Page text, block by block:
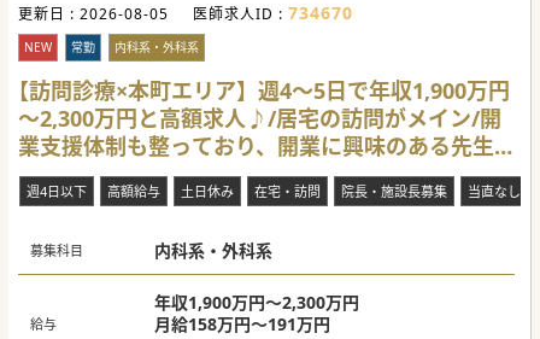
更新日 : 2026-08-05 医師求人ID : 734670
NEW 常勤 内科系・外科系
【訪問診療×本町エリア】週4～5日で年収1,900万円
～2,300万円と高額求人♪/居宅の訪問がメイン/開
業支援体制も整っており、開業に興味のある先生も
歓迎
週4日以下 高額給与 土日休み 在宅・訪問 院長・施設長募集 当直なし
募集科目 内科系・外科系
給与
年収1,900万円～2,300万円
月給158万円～191万円